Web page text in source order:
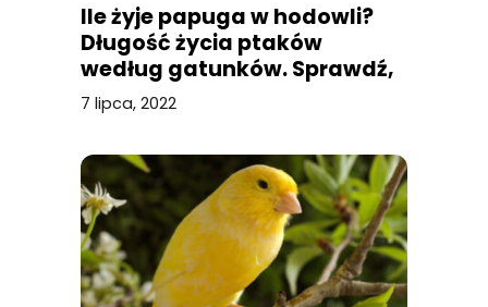
Ile żyje papuga w hodowli?
Długość życia ptaków
według gatunków. Sprawdź,
jakiego wieku może dożyć
twoja papuga
7 lipca, 2022